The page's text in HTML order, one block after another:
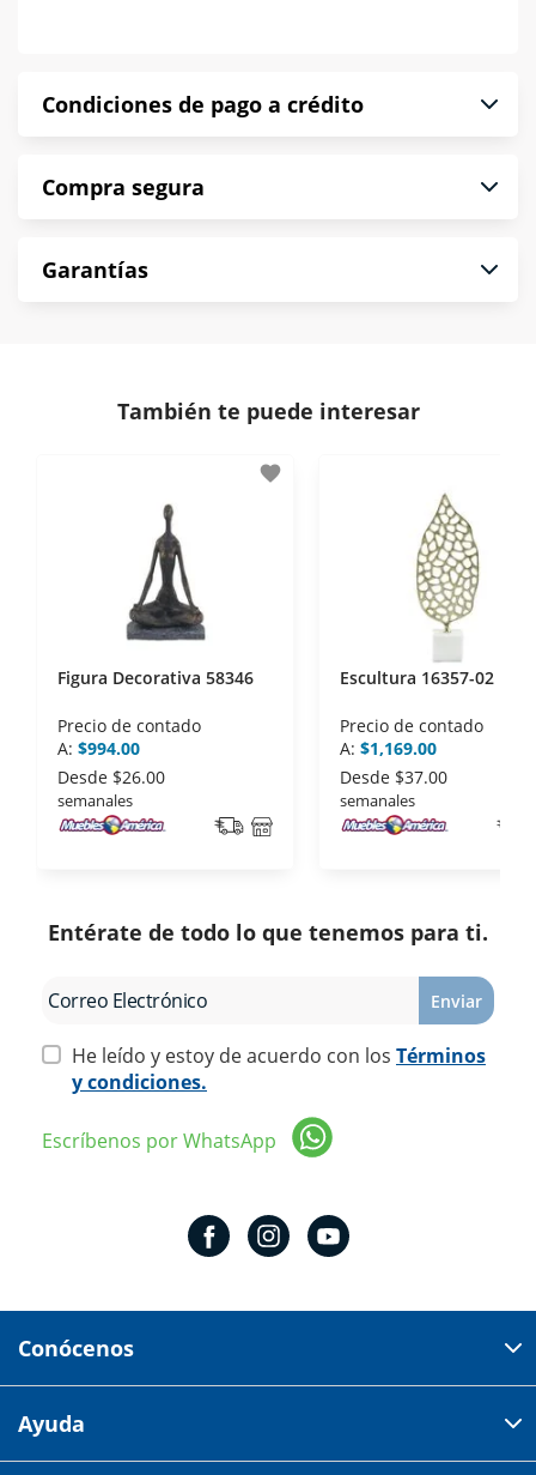
Condiciones de pago a crédito
puntualmente. Al finalizar tu compra generas el
*Sujeto a aprobación de crédito conforme a
norma de Muebles América.
Compra segura
compra es segura de principio a fin.
- Certificados de seguridad SSL y Encriptación 3D.
disposiciones legales y Códigos de Ética de la
Asociación Mexicana de Internet (AIMX).
- Nos encontramos en la lista de socios Activos de
la Asociación de Internet.MX.
Garantías
También te puede interesar
favorite
Figura Decorativa 58346
Precio de contado
A: $994.00
Desde $26.00
semanales
Escultura 16357-02
Precio de contado
A: $1,169.00
Desde $37.00
semanales
Entérate de todo lo que tenemos para ti.
Enviar
He leído y estoy de acuerdo con los Términos
y condiciones.
Escríbenos por WhatsApp
Conócenos
Av 18 de marzo # 309. Colonia la Nogalera.
Ayuda